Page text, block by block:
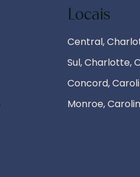
Locais
Central,
Sul, Charlotte,
Concord,
Monroe,